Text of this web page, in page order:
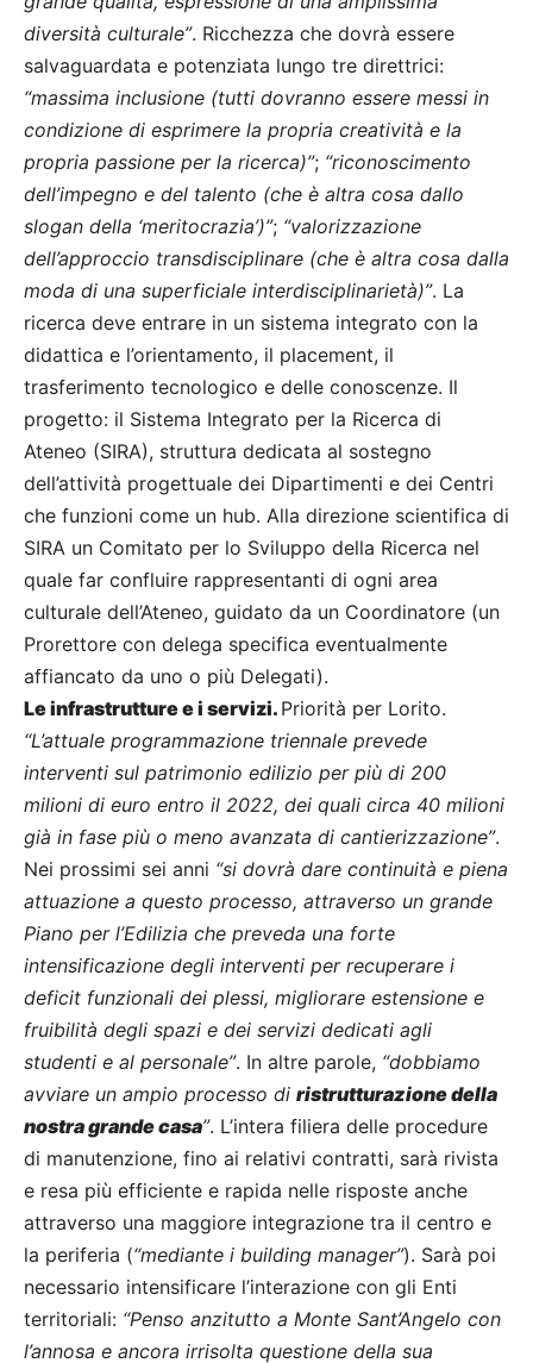
diversità culturale”. Ricchezza che dovrà essere
salvaguardata e potenziata lungo tre direttrici:
“massima inclusione (tutti dovranno essere messi in
condizione di esprimere la propria creatività e la
propria passione per la ricerca)”; “riconoscimento
dell’impegno e del talento (che è altra cosa dallo
slogan della ‘meritocrazia’)”; “valorizzazione
dell’approccio transdisciplinare (che è altra cosa dalla
moda di una superficiale interdisciplinarietà)”. La
ricerca deve entrare in un sistema integrato con la
didattica e l’orientamento, il placement, il
trasferimento tecnologico e delle conoscenze. Il
progetto: il Sistema Integrato per la Ricerca di
Ateneo (SIRA), struttura dedicata al sostegno
dell’attività progettuale dei Dipartimenti e dei Centri
che funzioni come un hub. Alla direzione scientifica di
SIRA un Comitato per lo Sviluppo della Ricerca nel
quale far confluire rappresentanti di ogni area
culturale dell’Ateneo, guidato da un Coordinatore (un
Prorettore con delega specifica eventualmente
affiancato da uno o più Delegati).
Le infrastrutture e i servizi. Priorità per Lorito.
“L’attuale programmazione triennale prevede
interventi sul patrimonio edilizio per più di 200
milioni di euro entro il 2022, dei quali circa 40 milioni
già in fase più o meno avanzata di cantierizzazione”.
Nei prossimi sei anni “si dovrà dare continuità e piena
attuazione a questo processo, attraverso un grande
Piano per l’Edilizia che preveda una forte
intensificazione degli interventi per recuperare i
deficit funzionali dei plessi, migliorare estensione e
fruibilità degli spazi e dei servizi dedicati agli
studenti e al personale”. In altre parole, “dobbiamo
avviare un ampio processo di ristrutturazione della
nostra grande casa”. L’intera filiera delle procedure
di manutenzione, fino ai relativi contratti, sarà rivista
e resa più efficiente e rapida nelle risposte anche
attraverso una maggiore integrazione tra il centro e
la periferia (“mediante i building manager”). Sarà poi
necessario intensificare l’interazione con gli Enti
territoriali: “Penso anzitutto a Monte Sant’Angelo con
l’annosa e ancora irrisolta questione della sua